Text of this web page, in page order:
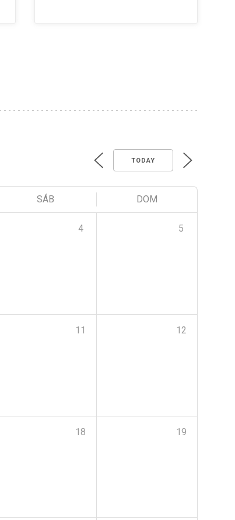
TODAY
SÁB DOM
4 5
11 12
18 19